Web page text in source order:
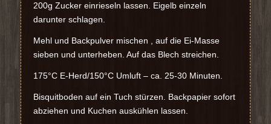
200g Zucker einrieseln lassen. Eigelb einzeln
darunter schlagen.
Mehl und Backpulver mischen , auf die Ei-Masse
sieben und unterheben. Auf das Blech streichen.
175°C E-Herd/150°C Umluft – ca. 25-30 Minuten.
Bisquitboden auf ein Tuch stürzen. Backpapier sofort
abziehen und Kuchen auskühlen lassen.